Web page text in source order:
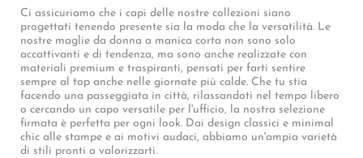
Ci assicuriamo che i capi delle nostre collezioni siano
progettati tenendo presente sia la moda che la versatilità. Le
nostre maglie da donna a manica corta non sono solo
accattivanti e di tendenza, ma sono anche realizzate con
materiali premium e traspiranti, pensati per farti sentire
sempre al top anche nelle giornate più calde. Che tu stia
facendo una passeggiata in città, rilassandoti nel tempo libero
o cercando un capo versatile per l'ufficio, la nostra selezione
firmata è perfetta per ogni look. Dai design classici e minimal
chic alle stampe e ai motivi audaci, abbiamo un'ampia varietà
di stili pronti a valorizzarti.